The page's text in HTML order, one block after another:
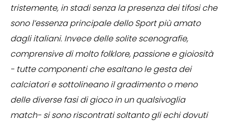
tristemente, in stadi senza la presenza dei tifosi che
sono l’essenza principale dello Sport più amato
dagli italiani. Invece delle solite scenografie,
comprensive di molto folklore, passione e gioiosità
- tutte componenti che esaltano le gesta dei
calciatori e sottolineano il gradimento o meno
delle diverse fasi di gioco in un qualsivoglia
match- si sono riscontrati soltanto gli echi dovuti